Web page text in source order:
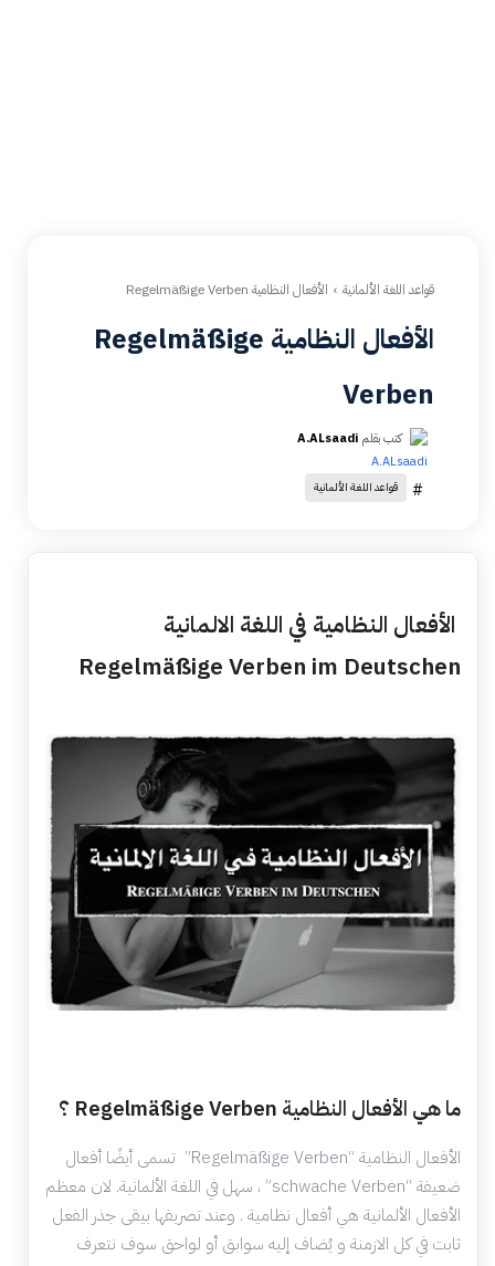
قواعد اللغة الألمانية الأفعال النظامية Regelmäßige Verben
الأفعال النظامية Regelmäßige
Verben
كتب بقلم A.ALsaadi
# قواعد اللغة الألمانية
الأفعال النظامية في اللغة الالمانية
Regelmäßige Verben im Deutschen
ما هي الأفعال النظامية Regelmäßige Verben ؟
الأفعال النظامية “Regelmäßige Verben” تسمى أيضًا أفعال
ضعيفة “schwache Verben” ، سهل في اللغة الألمانية. لان معظم
الأفعال الألمانية هي أفعال نظامية . وعند تصريفها بيقى جذر الفعل
ثابت في كل الازمنة و يُضاف إليه سوابق أو لواحق سوف نتعرف